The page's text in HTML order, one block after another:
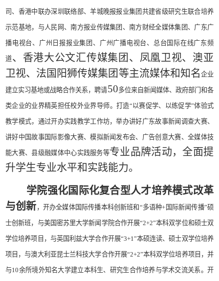
司、香港中联办深圳联络部、羊城晚报报业集团共建省级研究生联合培养
示范基地，与人民网、南方报业传媒集团、南方财经全媒体集团、广东广
播电视台、广州日报报业集团、广州广播电视台、总台国际在线广东频
道、香港大公文汇传媒集团、凤凰卫视、澳亚
卫视、法国阳狮传媒集团等主流媒体和知名 企业
建立实习基地或战略合作关系，聘请50多位来自新闻媒体、政府部门和各
类企业的业界精英担任校外业界导师。打造“以赛促学、以练促学”体验式
教学模式，通过开办实践教学工作坊，举办讲好广东故事新闻调查大赛、
讲好中国故事国际影像大赛、模拟新闻发布会、广告创意大赛、全媒体技
能大赛、县级融媒体中心实践服务等专业品牌活动，全面提
升学生专业水平和实践能力。
学院强化国际化复合型人才培养模式改革
与创新 ，开办全媒体国际传播本科创新班和 “多语种+ 国际新闻传播”硕
士创新班，与美国密苏里大学新闻学院合作开展“2+2”本科双学位和硕士双
学位培养项目，与英国利兹大学合作开展“3+1”本硕连读、硕士双学位培养
项目，与澳大利亚昆士兰科技大学合作开展“2+2”本科双学位培养项目，并
与10余所境外知名大学建立本科生、研究生合作培养与学术交流关系。 开